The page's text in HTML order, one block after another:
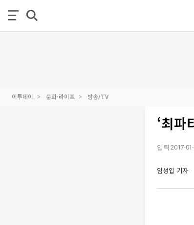
이투데이 문화·라이프 방송/TV
‘최
입력 2017-
임성엽 기자